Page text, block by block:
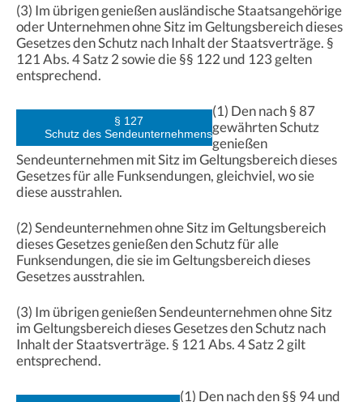
(3) Im übrigen genießen ausländische Staatsangehörige
oder Unternehmen ohne Sitz im Geltungsbereich dieses
Gesetzes den Schutz nach Inhalt der Staatsverträge. §
121 Abs. 4 Satz 2 sowie die §§ 122 und 123 gelten
entsprechend.
§ 127
Schutz des Sendeunternehmens
(1) Den nach § 87
gewährten Schutz
genießen
Sendeunternehmen mit Sitz im Geltungsbereich dieses
Gesetzes für alle Funksendungen, gleichviel, wo sie
diese ausstrahlen.
(2) Sendeunternehmen ohne Sitz im Geltungsbereich
dieses Gesetzes genießen den Schutz für alle
Funksendungen, die sie im Geltungsbereich dieses
Gesetzes ausstrahlen.
(3) Im übrigen genießen Sendeunternehmen ohne Sitz
im Geltungsbereich dieses Gesetzes den Schutz nach
Inhalt der Staatsverträge. § 121 Abs. 4 Satz 2 gilt
entsprechend.
(1) Den nach den §§ 94 und